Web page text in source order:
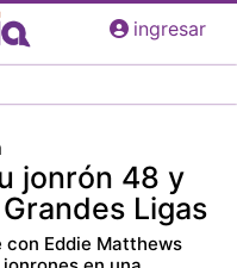
ingresar
jonrón 48 y
Ligas
con Eddie Matthews